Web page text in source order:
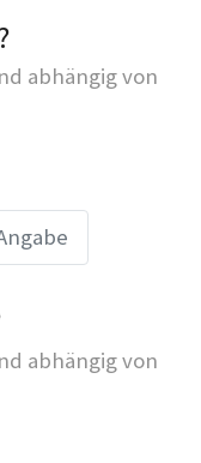
abhängig von
abhängig von